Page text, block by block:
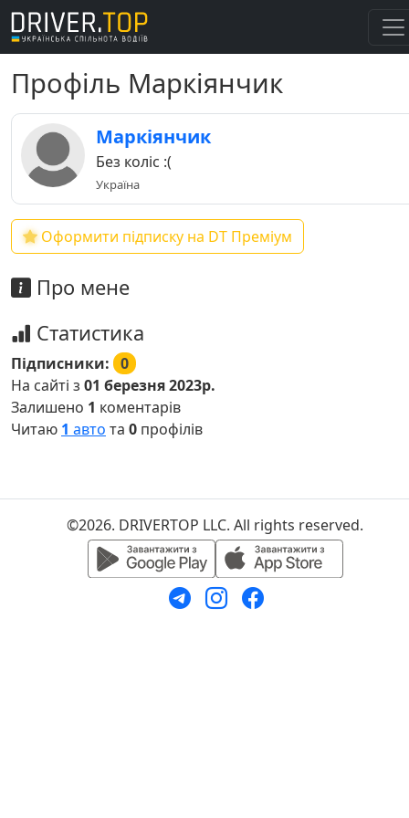
Профіль Маркіянчик
Маркіянчик
Без коліс :(
Україна
Оформити підписку на DT Преміум
Про мене
Статистика
Підписники: 0
На сайті з 01 березня 2023р.
Залишено 1 коментарів
Читаю 1 авто та 0 профілів
©2026. DRIVERTOP LLC. All rights reserved.